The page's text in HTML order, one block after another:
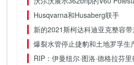
Husqvarna和Husaberg联手
新的2021斯柯达科迪亚克整容带
爆裂水管停止捷豹和土地罗孚生
RIP：伊曼纽尔·图洛·德格拉芬